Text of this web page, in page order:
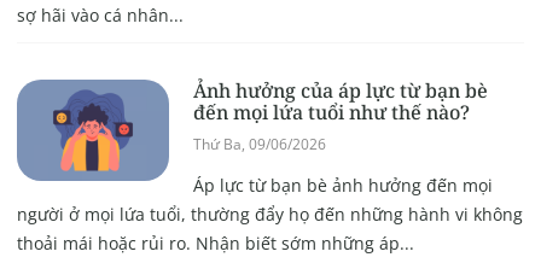
sợ hãi vào cá nhân...
Ảnh hưởng của áp lực từ bạn bè
đến mọi lứa tuổi như thế nào?
Thứ Ba, 09/06/2026
Áp lực từ bạn bè ảnh hưởng đến mọi
người ở mọi lứa tuổi, thường đẩy họ đến những hành vi không
thoải mái hoặc rủi ro. Nhận biết sớm những áp...